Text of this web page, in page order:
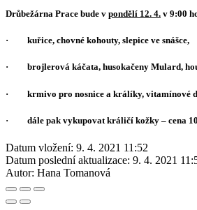
Drůbežárna Prace bude v pondělí 12. 4. v 9:00
· kuřice, chovné kohouty, slepice ve snášce,
· brojlerová káčata, husokačeny Mulard,
· krmivo pro nosnice a králíky, vitamínové
· dále pak vykupovat králičí kožky – cena
Datum vložení: 9. 4. 2021 11:52
Datum poslední aktualizace: 9. 4. 2021
Autor: Hana Tomanová